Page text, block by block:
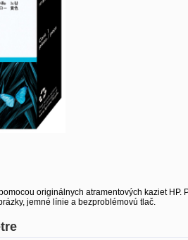
originálnych atramentových kaziet
jemné línie a bezproblémovú tlač.